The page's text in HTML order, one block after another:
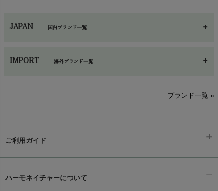
JAPAN 国内ブランド一覧
生活アートクラブ
nanadecor（ナナデェコール）
IMPORT海外ブランド一覧
kidscase（キッズケース）
LITTLE INDIANS（リトルインディアンズ）
ブランド一覧 »
ご利用ガイド
ハーモネイチャーについて